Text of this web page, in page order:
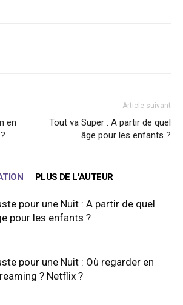
en
Article suivant
Tout va Super : A partir de quel
âge pour les enfants ?
PLUS DE L'AUTEUR
pour une Nuit : A partir de quel
pour les enfants ?
pour une Nuit : Où regarder en
? Netflix ?